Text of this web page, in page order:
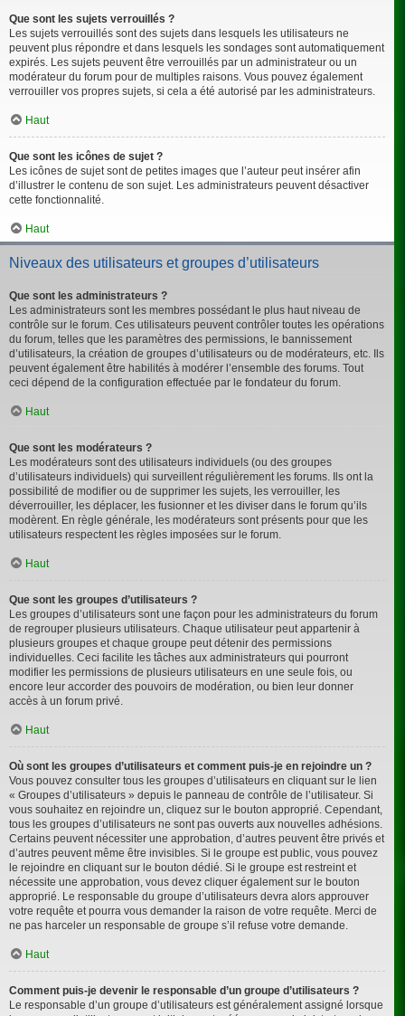
Que sont les sujets verrouillés ?
Les sujets verrouillés sont des sujets dans lesquels les utilisateurs ne
peuvent plus répondre et dans lesquels les sondages sont automatiquement
expirés. Les sujets peuvent être verrouillés par un administrateur ou un
modérateur du forum pour de multiples raisons. Vous pouvez également
verrouiller vos propres sujets, si cela a été autorisé par les administrateurs.
Haut
Que sont les icônes de sujet ?
Les icônes de sujet sont de petites images que l’auteur peut insérer afin
d’illustrer le contenu de son sujet. Les administrateurs peuvent désactiver
cette fonctionnalité.
Haut
Niveaux des utilisateurs et groupes d’utilisateurs
Que sont les administrateurs ?
Les administrateurs sont les membres possédant le plus haut niveau de
contrôle sur le forum. Ces utilisateurs peuvent contrôler toutes les opérations
du forum, telles que les paramètres des permissions, le bannissement
d’utilisateurs, la création de groupes d’utilisateurs ou de modérateurs, etc. Ils
peuvent également être habilités à modérer l’ensemble des forums. Tout
ceci dépend de la configuration effectuée par le fondateur du forum.
Haut
Que sont les modérateurs ?
Les modérateurs sont des utilisateurs individuels (ou des groupes
d’utilisateurs individuels) qui surveillent régulièrement les forums. Ils ont la
possibilité de modifier ou de supprimer les sujets, les verrouiller, les
déverrouiller, les déplacer, les fusionner et les diviser dans le forum qu’ils
modèrent. En règle générale, les modérateurs sont présents pour que les
utilisateurs respectent les règles imposées sur le forum.
Haut
Que sont les groupes d’utilisateurs ?
Les groupes d’utilisateurs sont une façon pour les administrateurs du forum
de regrouper plusieurs utilisateurs. Chaque utilisateur peut appartenir à
plusieurs groupes et chaque groupe peut détenir des permissions
individuelles. Ceci facilite les tâches aux administrateurs qui pourront
modifier les permissions de plusieurs utilisateurs en une seule fois, ou
encore leur accorder des pouvoirs de modération, ou bien leur donner
accès à un forum privé.
Haut
Où sont les groupes d’utilisateurs et comment puis-je en rejoindre un ?
Vous pouvez consulter tous les groupes d’utilisateurs en cliquant sur le lien
« Groupes d’utilisateurs » depuis le panneau de contrôle de l’utilisateur. Si
vous souhaitez en rejoindre un, cliquez sur le bouton approprié. Cependant,
tous les groupes d’utilisateurs ne sont pas ouverts aux nouvelles adhésions.
Certains peuvent nécessiter une approbation, d’autres peuvent être privés et
d’autres peuvent même être invisibles. Si le groupe est public, vous pouvez
le rejoindre en cliquant sur le bouton dédié. Si le groupe est restreint et
nécessite une approbation, vous devez cliquer également sur le bouton
approprié. Le responsable du groupe d’utilisateurs devra alors approuver
votre requête et pourra vous demander la raison de votre requête. Merci de
ne pas harceler un responsable de groupe s’il refuse votre demande.
Haut
Comment puis-je devenir le responsable d’un groupe d’utilisateurs ?
Le responsable d’un groupe d’utilisateurs est généralement assigné lorsque